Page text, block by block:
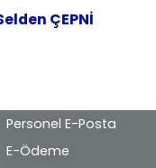
ÇEPNİ
Personel E-Posta
E-Ödeme